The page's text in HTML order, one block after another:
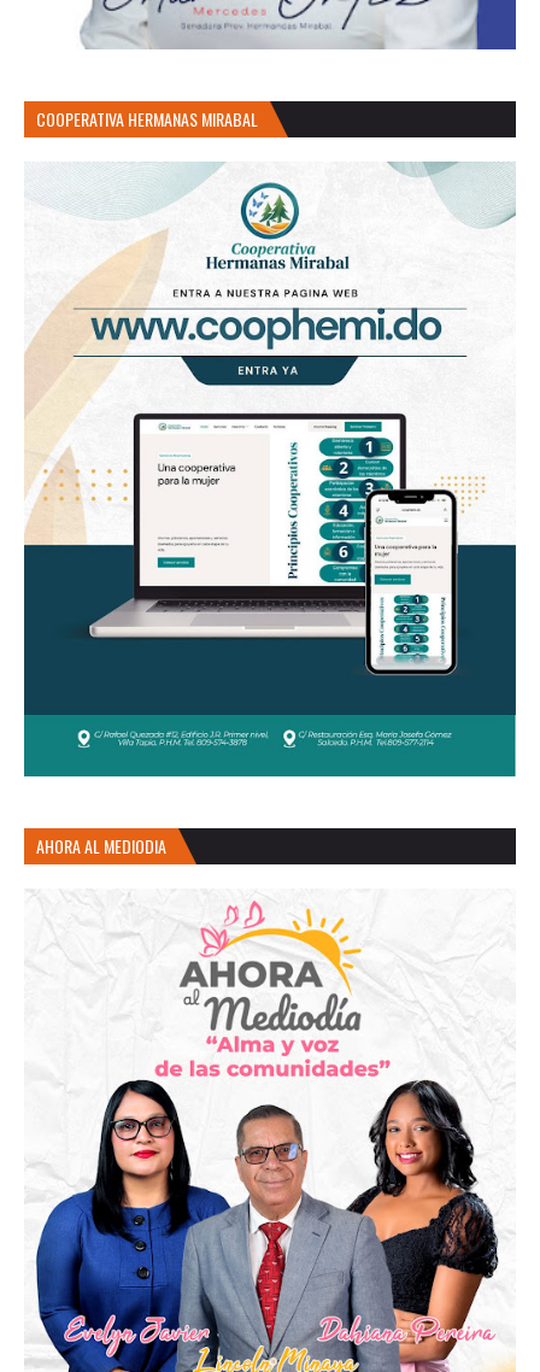
COOPERATIVA HERMANAS MIRABAL
AHORA AL MEDIODIA